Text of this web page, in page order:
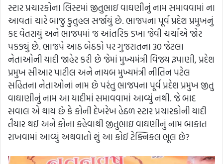
સ્ટાર પ્રચારકોના લિસ્ટમાં જીતુભાઇ વાઘણીનું નામ સમાવવામાં ના
આવતાં ચારે બાજુ કુતુહલ સર્જાયું છે. ભાજપના પૂર્વ પ્રદેશ પ્રમુખનું
કદ વેતરાયું અને ભાજપમાં જ આંતરિક ડખા જેવી ચર્ચાએ જોર
પકડ્યું છે. ભાજપે આઠ બેઠકો પર ગુજરાતના 30 જેટલા
નેતાઓની યાદી જાહેર કરી છે જેમાં મુખ્યમંત્રી વિજય રૂપાણી, પ્રદેશ
પ્રમુખ સીઆર પાટીલ અને નાયબ મુખ્યમંત્રી નીતિન પટેલ
સહિતના નેતાઓનાં નામ છે પરંતુ ભાજપના પૂર્વ પ્રદેશ પ્રમુખ જીતુ
વાઘાણીનું નામ આ યાદીમાં સમાવવામાં આવ્યું નથી. જે બાદ
સવાલ એ થાય છે કે કોની દેખરેખ હેઠળ સ્ટાર પ્રચારકોની યાદી
તૈયાર થઈ અને કોના કહેવાથી જીતુભાઇ વાઘણીનું નામ બાકાત
રાખવામાં આવ્યું અથવાતો શું આ કોઈ ટેક્નિકલ ભૂલ છે?